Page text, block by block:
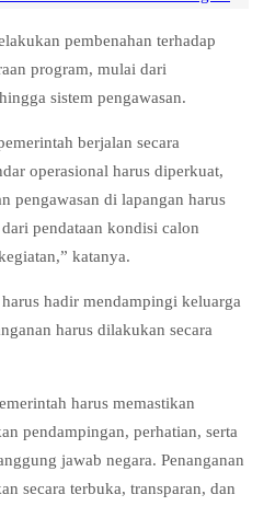
pembenahan terhadap
program, mulai dari
sistem pengawasan.
berjalan secara
operasional harus diperkuat,
pengawasan di lapangan harus
pendataan kondisi calon
katanya.
hadir mendampingi keluarga
harus dilakukan secara
harus memastikan
pendampingan, perhatian, serta
jawab negara. Penanganan
secara terbuka, transparan, dan